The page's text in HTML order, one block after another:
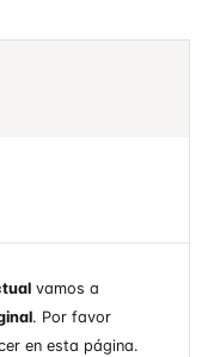
vamos a
. Por favor
en esta página.